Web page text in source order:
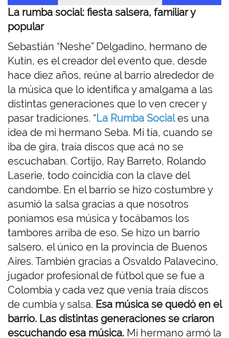
La rumba social: fiesta salsera, familiar y
popular
Sebastián “Neshe” Delgadino, hermano de
Kutín, es el creador del evento que, desde
hace diez años, reúne al barrio alrededor de
la música que lo identifica y amalgama a las
distintas generaciones que lo ven crecer y
pasar tradiciones. “La Rumba Sociales una
idea de mi hermano Seba. Mi tía, cuando se
iba de gira, traía discos que acá no se
escuchaban. Cortijo, Ray Barreto, Rolando
Laserie, todo coincidía con la clave del
candombe. En el barrio se hizo costumbre y
asumió la salsa gracias a que nosotros
poníamos esa música y tocábamos los
tambores arriba de eso. Se hizo un barrio
salsero, el único en la provincia de Buenos
Aires. También gracias a Osvaldo Palavecino,
jugador profesional de fútbol que se fue a
Colombia y cada vez que venía traía discos
de cumbia y salsa. Esa música se quedó en el
barrio. Las distintas generaciones se criaron
escuchando esa música. Mi hermano armó la